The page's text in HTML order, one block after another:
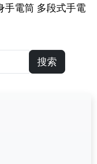
手電筒 多段式手電
搜索